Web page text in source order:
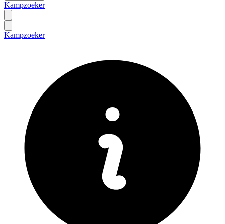
Kampzoeker
Kampzoeker